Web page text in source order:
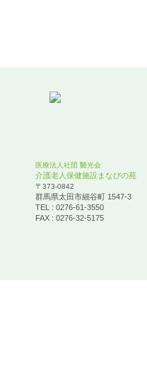
医療法人社団 醫光会
介護老人保健施設まなびの苑
〒373-0842
群馬県太田市細谷町 1547-3
TEL : 0276-61-3550
FAX : 0276-32-5175